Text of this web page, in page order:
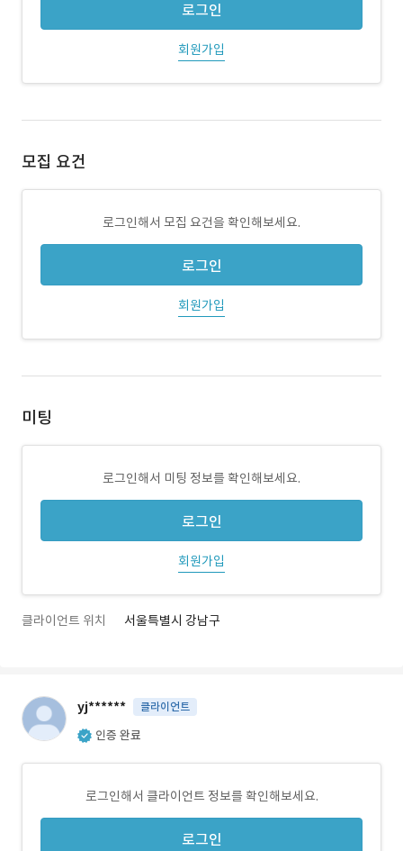
로그인
회원가입
모집 요건
로그인해서 모집 요건을 확인해보세요.
로그인
회원가입
미팅
로그인해서 미팅 정보를 확인해보세요.
로그인
회원가입
클라이언트 위치 서울특별시 강남구
yj****** 클라이언트
인증 완료
로그인해서 클라이언트 정보를 확인해보세요.
로그인